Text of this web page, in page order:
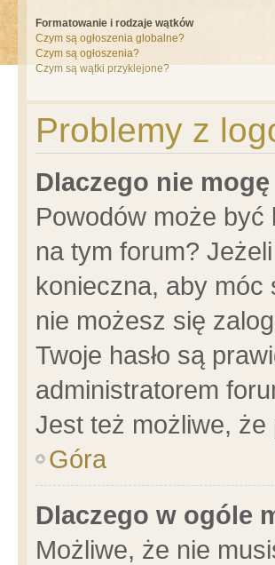
Formatowanie i rodzaje wątków
Czym są ogłoszenia globalne?
Czym są ogłoszenia?
Czym są wątki przyklejone?
Problemy z
Dlaczego nie
Powodów może być
na tym forum?
konieczna, aby móc
nie możesz się
Twoje hasło są
administratorem
Jest też możliwe, że
Góra
Dlaczego w ogóle
Możliwe, że nie